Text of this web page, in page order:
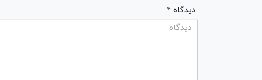
* دیدگاه